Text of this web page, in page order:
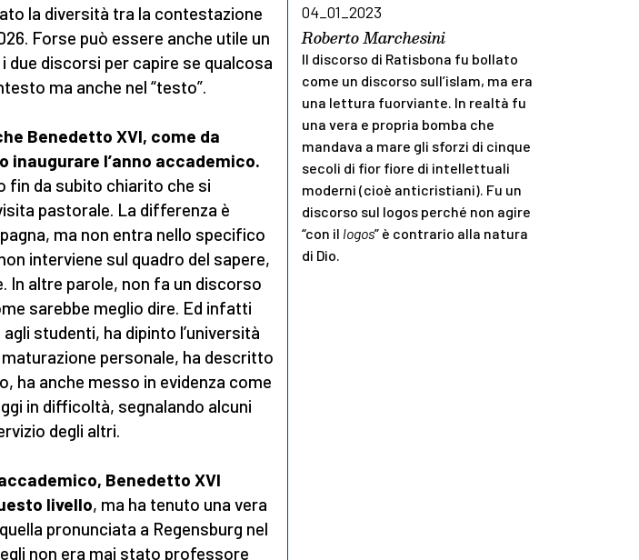
la diversità tra la contestazione
Forse può essere anche utile un
discorsi per capire se qualcosa
ma anche nel “testo”.
Benedetto XVI, come da
inaugurare l’anno accademico.
fin da subito chiarito che si
pastorale. La differenza è
ma non entra nello specifico
interviene sul quadro del sapere,
In altre parole, non fa un discorso
sarebbe meglio dire. Ed infatti
studenti, ha dipinto l’università
personale, ha descritto
ha anche messo in evidenza come
in difficoltà, segnalando alcuni
degli altri.
Benedetto XVI
livello, ma ha tenuto una vera
pronunciata a Regensburg nel
non era mai stato professore
04_01_2023
Roberto Marchesini
Il discorso di Ratisbona fu bollato
come un discorso sull’islam, ma era
una lettura fuorviante. In realtà fu
una vera e propria bomba che
mandava a mare gli sforzi di cinque
secoli di fior fiore di intellettuali
moderni (cioè anticristiani). Fu un
discorso sul logos perché non agire
“con il logos” è contrario alla natura
di Dio.